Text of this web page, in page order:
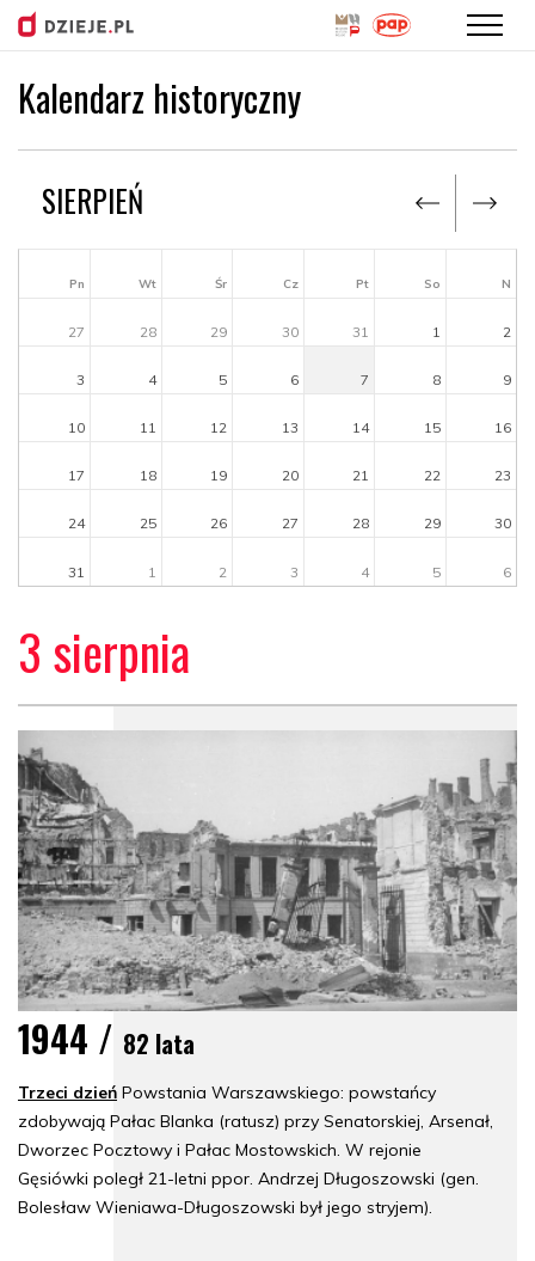
Przejdź
do
Kalendarz historyczny
3 sierpnia
1944 / 82 lata
Trzeci dzień Powstania Warszawskiego: powstańcy
zdobywają Pałac Blanka (ratusz) przy Senatorskiej, Arsenał,
Dworzec Pocztowy i Pałac Mostowskich. W rejonie
Gęsiówki poległ 21-letni ppor. Andrzej Długoszowski (gen.
Bolesław Wieniawa-Długoszowski był jego stryjem).
SIERPIEŃ
Pn Wt Śr Cz Pt So N
27 28 29 30 31 1 2
3 4 5 6 7 8 9
10 11 12 13 14 15 16
17 18 19 20 21 22 23
24 25 26 27 28 29 30
31 1 2 3 4 5 6